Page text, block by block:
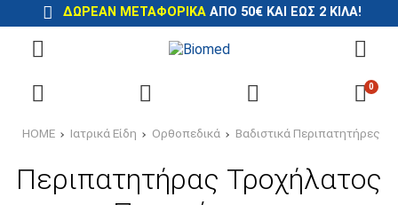
ΔΩΡΕΆΝ ΜΕΤΑΦΟΡΙΚΆΑΠΌ 50€ ΚΑΙ ΈΩΣ 2 ΚΙΛΆ!
0
HOME Ιατρικά Είδη Ορθοπεδικά Βαδιστικά Περιπατητήρες
Περιπατητήρας Τροχήλατος